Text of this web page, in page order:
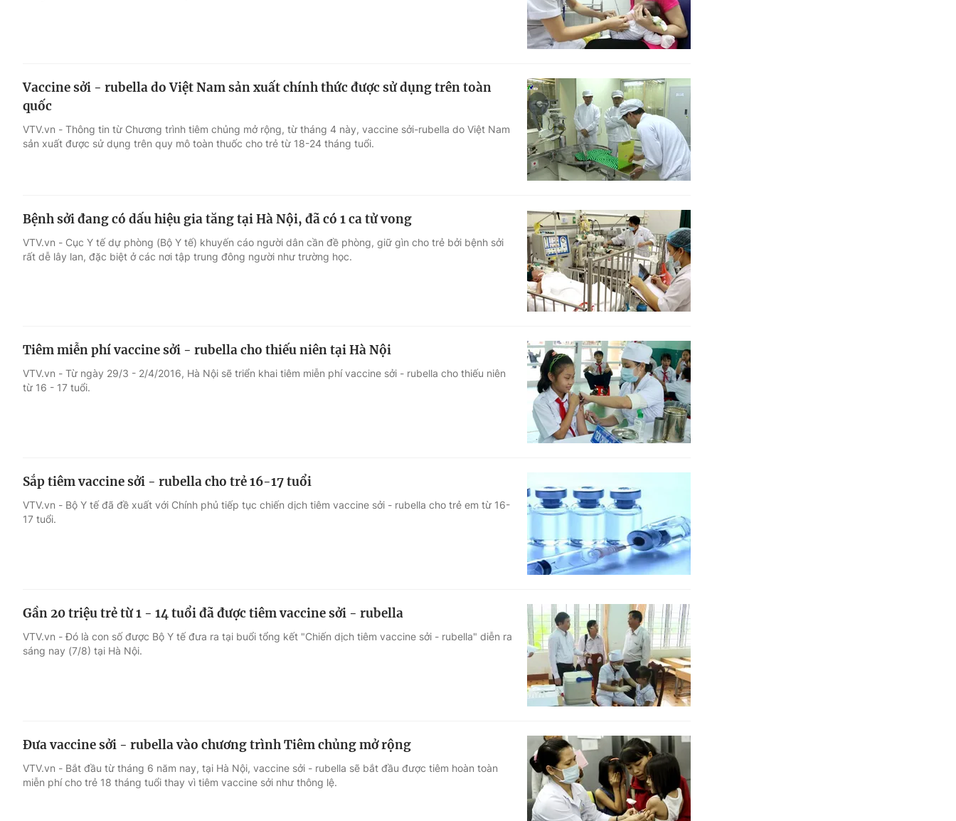
Vaccine sởi - rubella do Việt Nam sản xuất chính thức được sử dụng trên toàn
quốc
VTV.vn - Thông tin từ Chương trình tiêm chủng mở rộng, từ tháng 4 này, vaccine sởi-rubella do Việt Nam
sản xuất được sử dụng trên quy mô toàn thuốc cho trẻ từ 18-24 tháng tuổi.
Bệnh sởi đang có dấu hiệu gia tăng tại Hà Nội, đã có 1 ca tử vong
VTV.vn - Cục Y tế dự phòng (Bộ Y tế) khuyến cáo người dân cần đề phòng, giữ gìn cho trẻ bởi bệnh sởi
rất dễ lây lan, đặc biệt ở các nơi tập trung đông người như trường học.
Tiêm miễn phí vaccine sởi - rubella cho thiếu niên tại Hà Nội
VTV.vn - Từ ngày 29/3 - 2/4/2016, Hà Nội sẽ triển khai tiêm miễn phí vaccine sởi - rubella cho thiếu niên
từ 16 - 17 tuổi.
Sắp tiêm vaccine sởi - rubella cho trẻ 16-17 tuổi
VTV.vn - Bộ Y tế đã đề xuất với Chính phủ tiếp tục chiến dịch tiêm vaccine sởi - rubella cho trẻ em từ 16-
17 tuổi.
Gần 20 triệu trẻ từ 1 - 14 tuổi đã được tiêm vaccine sởi - rubella
VTV.vn - Đó là con số được Bộ Y tế đưa ra tại buổi tổng kết "Chiến dịch tiêm vaccine sởi - rubella" diễn ra
sáng nay (7/8) tại Hà Nội.
Đưa vaccine sởi - rubella vào chương trình Tiêm chủng mở rộng
VTV.vn - Bắt đầu từ tháng 6 năm nay, tại Hà Nội, vaccine sởi - rubella sẽ bắt đầu được tiêm hoàn toàn
miễn phí cho trẻ 18 tháng tuổi thay vì tiêm vaccine sởi như thông lệ.